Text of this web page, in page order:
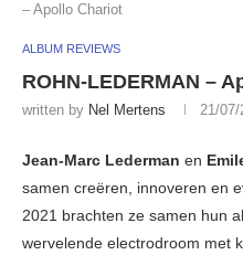
– Apollo Chariot
ALBUM REVIEWS
ROHN-LEDERMAN –
written by Nel Mertens 21/07/
Jean-Marc Lederman en
samen creëren, innoveren en
2021 brachten ze samen hun
wervelende electrodroom met